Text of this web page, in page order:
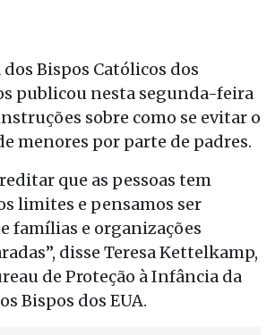
Bispos Católicos dos
publicou nesta segunda-feira
sobre como se evitar o
menores por parte de padres.
que as pessoas tem
limites e pensamos ser
famílias e organizações
disse Teresa Kettelkamp,
de Proteção à Infância da
Bispos dos EUA.